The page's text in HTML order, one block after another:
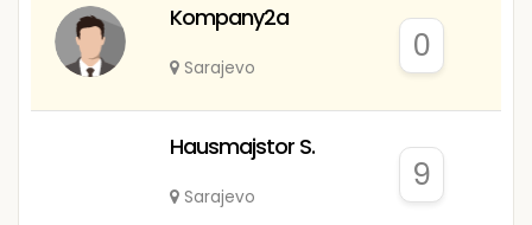
Kompany2a
Sarajevo
0
Hausmajstor S.
Sarajevo
9